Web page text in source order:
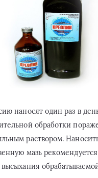
наносят один раз в
обработки
раствором.
мазь